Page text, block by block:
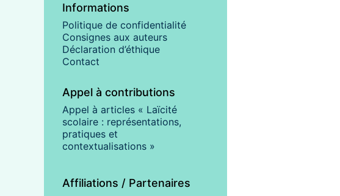
Informations
Politique de confidentialité
Consignes aux auteurs
Déclaration d’éthique
Contact
Appel à contributions
Appel à articles « Laïcité
scolaire : représentations,
pratiques et
contextualisations »
Affiliations / Partenaires